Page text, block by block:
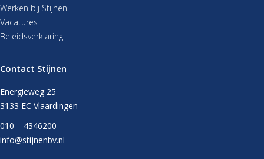
Werken bij Stijnen
Vacatures
Beleidsverklaring
Contact Stijnen
Energieweg 25
3133 EC Vlaardingen
010 – 4346200
info@stijnenbv.nl